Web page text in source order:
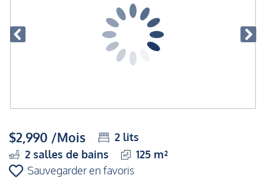
$2,990 /Mois 2 lits
2 salles de bains
125 m²
Sauvegarder en favoris